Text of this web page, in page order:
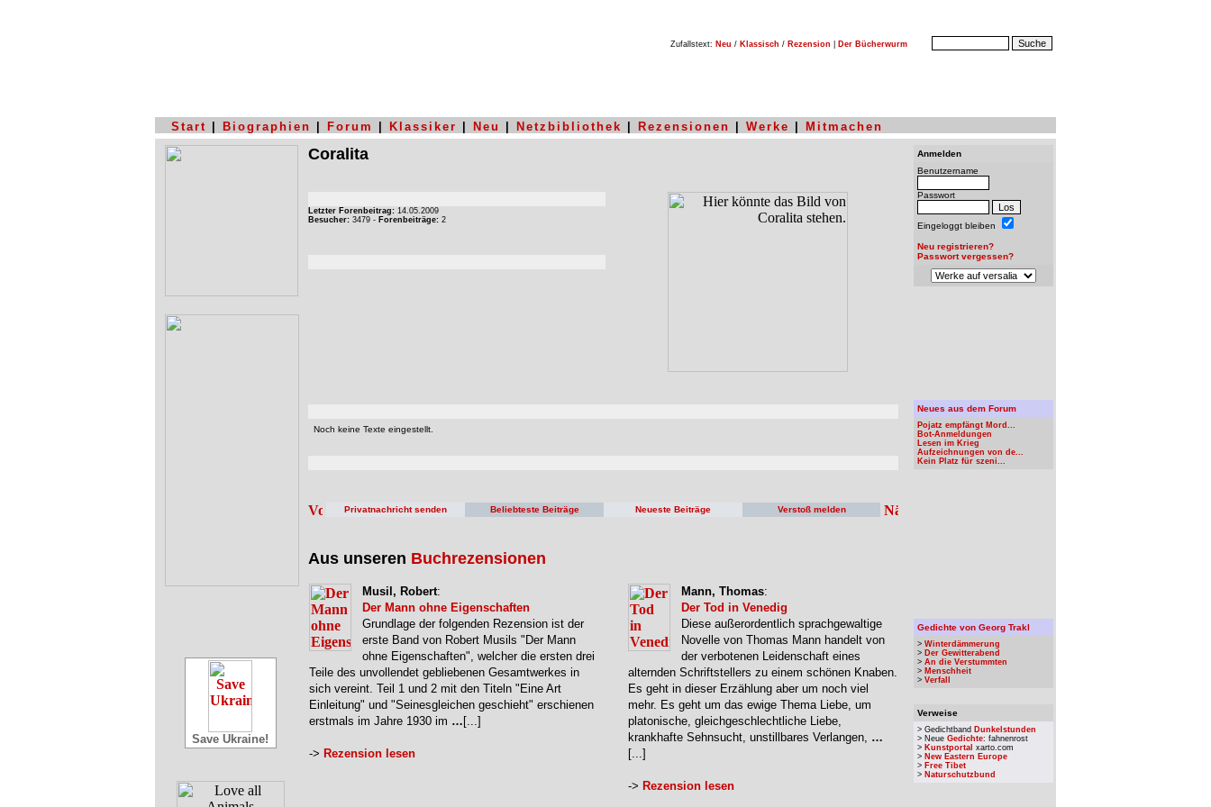
Zufallstext: Neu / Klassisch / Rezension Der Bücherwurm
Start Biographien Forum Klassiker Neu Netzbibliothek Rezensionen Werke Mitmachen
Save Ukraine!
Coralita
Letzter Forenbeitrag: 14.05.2009
Besucher: 3479 - Forenbeiträge: 2
Noch keine Texte eingestellt.
Privatnachricht senden Beliebteste Beiträge Neueste Beiträge Verstoß melden
Aus unseren Buchrezensionen
Musil, Robert:
Der Mann ohne Eigenschaften
Grundlage der folgenden Rezension ist der
erste Band von Robert Musils "Der Mann
ohne Eigenschaften", welcher die ersten drei
Teile des unvollendet gebliebenen Gesamtwerkes in
sich vereint. Teil 1 und 2 mit den Titeln "Eine Art
Einleitung" und "Seinesgleichen geschieht" erschienen
erstmals im Jahre 1930 im … [...]
-> Rezension lesen
Mann, Thomas:
Der Tod in Venedig
Diese außerordentlich sprachgewaltige
Novelle von Thomas Mann handelt von
der verbotenen Leidenschaft eines
alternden Schriftstellers zu einem schönen Knaben.
Es geht in dieser Erzählung aber um noch viel
mehr. Es geht um das ewige Thema Liebe, um
platonische, gleichgeschlechtliche Liebe,
krankhafte Sehnsucht, unstillbares Verlangen, …
[...]
-> Rezension lesen
Anmelden
Benutzername
Passwort
Eingeloggt bleiben
Neu registrieren?
Passwort vergessen?
Neues aus dem Forum
Pojatz empfängt Mord...
Bot-Anmeldungen
Lesen im Krieg
Aufzeichnungen von de...
Kein Platz für szeni...
Gedichte von Georg Trakl
> Winterdämmerung
> Der Gewitterabend
> An die Verstummten
> Menschheit
> Verfall
Verweise
> Gedichtband Dunkelstunden
> Neue Gedichte: fahnenrost
> Kunstportal xarto.com
> New Eastern Europe
> Free Tibet
> Naturschutzbund